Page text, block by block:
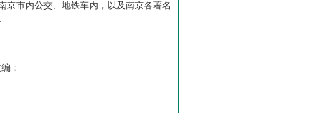
市内公交、地铁车内，以及南京各著名
；